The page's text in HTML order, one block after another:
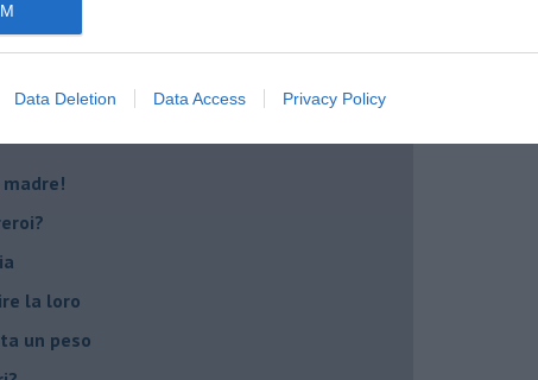
Data Deletion Data Access Privacy Policy
la loro
un peso